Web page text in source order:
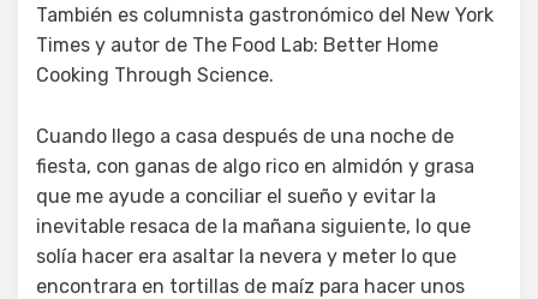
También es columnista gastronómico del New York
Times y autor de The Food Lab: Better Home
Cooking Through Science.
Cuando llego a casa después de una noche de
fiesta, con ganas de algo rico en almidón y grasa
que me ayude a conciliar el sueño y evitar la
inevitable resaca de la mañana siguiente, lo que
solía hacer era asaltar la nevera y meter lo que
encontrara en tortillas de maíz para hacer unos